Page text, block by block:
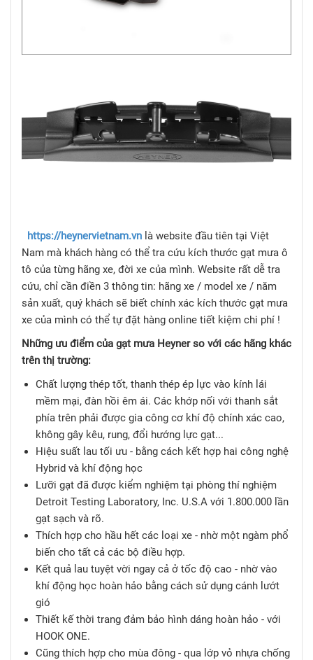
https://heynervietnam.vn là website đầu tiên tại Việt
Nam mà khách hàng có thể tra cứu kích thước gạt mưa ô
tô của từng hãng xe, đời xe của mình. Website rất dễ tra
cứu, chỉ cần điền 3 thông tin: hãng xe / model xe / năm
sản xuất, quý khách sẽ biết chính xác kích thước gạt mưa
xe của mình có thể tự đặt hàng online tiết kiệm chi phí !
Những ưu điểm của gạt mưa Heyner so với các hãng khác
trên thị trường:
Chất lượng thép tốt, thanh thép ép lực vào kính lái
mềm mại, đàn hồi êm ái. Các khớp nối với thanh sắt
phía trên phải được gia công cơ khí độ chính xác cao,
không gây kêu, rung, đổi hướng lực gạt...
Hiệu suất lau tối ưu - bằng cách kết hợp hai công nghệ
Hybrid và khí động học
Lưỡi gạt đã được kiểm nghiệm tại phòng thí nghiệm
Detroit Testing Laboratory, Inc. U.S.A với 1.800.000 lần
gạt sạch và rõ.
Thích hợp cho hầu hết các loại xe - nhờ một ngàm phổ
biến cho tất cả các bộ điều hợp.
Kết quả lau tuyệt vời ngay cả ở tốc độ cao - nhờ vào
khí động học hoàn hảo bằng cách sử dụng cánh lướt
gió
Thiết kế thời trang đảm bảo hình dáng hoàn hảo - với
HOOK ONE.
Cũng thích hợp cho mùa đông - qua lớp vỏ nhựa chống